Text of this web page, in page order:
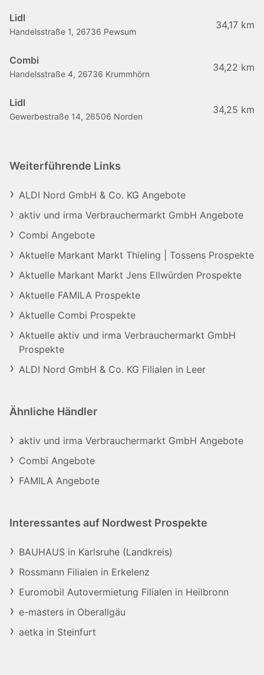
Lidl
Handelsstraße 1, 26736 Pewsum
34,17 km
Combi
Handelsstraße 4, 26736 Krummhörn
34,22 km
Lidl
Gewerbestraße 14, 26506 Norden
34,25 km
Weiterführende Links
ALDI Nord GmbH & Co. KG Angebote
aktiv und irma Verbrauchermarkt GmbH Angebote
Combi Angebote
Aktuelle Markant Markt Thieling | Tossens Prospekte
Aktuelle Markant Markt Jens Ellwürden Prospekte
Aktuelle FAMILA Prospekte
Aktuelle Combi Prospekte
Aktuelle aktiv und irma Verbrauchermarkt GmbH
Prospekte
ALDI Nord GmbH & Co. KG Filialen in Leer
Ähnliche Händler
aktiv und irma Verbrauchermarkt GmbH Angebote
Combi Angebote
FAMILA Angebote
Interessantes auf Nordwest Prospekte
BAUHAUS in Karlsruhe (Landkreis)
Rossmann Filialen in Erkelenz
Euromobil Autovermietung Filialen in Heilbronn
e-masters in Oberallgäu
aetka in Steinfurt